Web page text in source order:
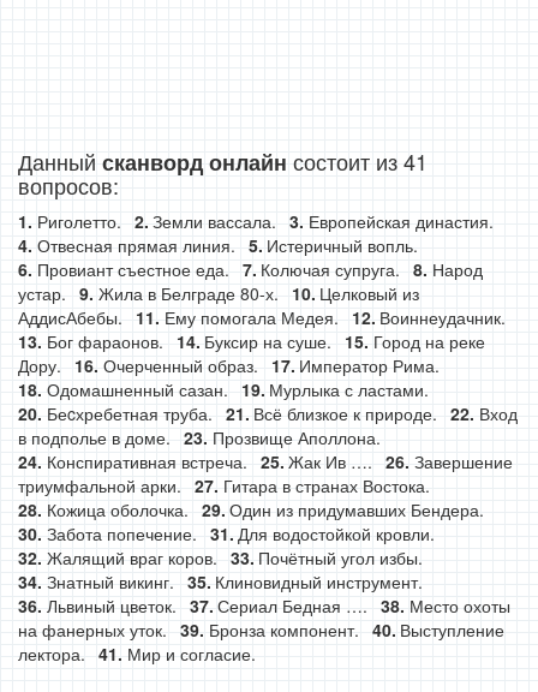
Данный сканворд онлайн состоит из 41
вопросов:
Риголетто. Земли вассала.
Европейская династия.
Отвесная прямая линия.
Истеричный вопль.
Провиант съестное еда.
Колючая супруга.
Народ
устар.
Жила в Белграде 80-х.
Целковый из
АддисАбебы.
Ему помогала Медея.
Воиннеудачник.
Бог фараонов.
Буксир на суше.
Город на реке
Дору.
Очерченный образ.
Император Рима.
Одомашненный сазан.
Мурлыка с ластами.
Беcхребетная труба.
Всё близкое к природе.
Вход
в подполье в доме.
Прозвище Аполлона.
Конспиративная встреча.
Жак Ив ….
Завершение
триумфальной арки.
Гитара в странах Востока.
Кожица оболочка.
Один из придумавших Бендера.
Забота попечение.
Для водостойкой кровли.
Жалящий враг коров.
Почётный угол избы.
Знатный викинг.
Клиновидный инструмент.
Львиный цветок.
Сериал Бедная ….
Место охоты
на фанерных уток.
Бронза компонент.
Выступление
лектора.
Мир и согласие.